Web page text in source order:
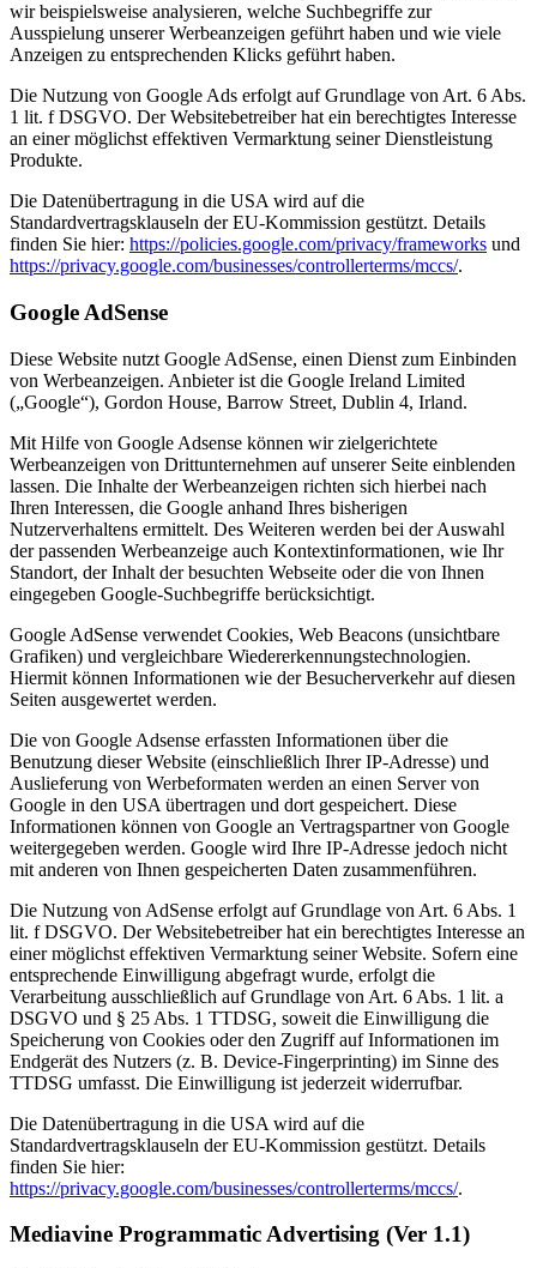
wir beispielsweise analysieren, welche Suchbegriffe zur
Ausspielung unserer Werbeanzeigen geführt haben und wie viele
Anzeigen zu entsprechenden Klicks geführt haben.
Die Nutzung von Google Ads erfolgt auf Grundlage von Art. 6 Abs.
1 lit. f DSGVO. Der Websitebetreiber hat ein berechtigtes Interesse
an einer möglichst effektiven Vermarktung seiner Dienstleistung
Produkte.
Die Datenübertragung in die USA wird auf die
Standardvertragsklauseln der EU-Kommission gestützt. Details
finden Sie hier: https://policies.google.com/privacy/frameworks und
https://privacy.google.com/businesses/controllerterms/mccs/.
Google AdSense
Diese Website nutzt Google AdSense, einen Dienst zum Einbinden
von Werbeanzeigen. Anbieter ist die Google Ireland Limited
(„Google“), Gordon House, Barrow Street, Dublin 4, Irland.
Mit Hilfe von Google Adsense können wir zielgerichtete
Werbeanzeigen von Drittunternehmen auf unserer Seite einblenden
lassen. Die Inhalte der Werbeanzeigen richten sich hierbei nach
Ihren Interessen, die Google anhand Ihres bisherigen
Nutzerverhaltens ermittelt. Des Weiteren werden bei der Auswahl
der passenden Werbeanzeige auch Kontextinformationen, wie Ihr
Standort, der Inhalt der besuchten Webseite oder die von Ihnen
eingegeben Google-Suchbegriffe berücksichtigt.
Google AdSense verwendet Cookies, Web Beacons (unsichtbare
Grafiken) und vergleichbare Wiedererkennungstechnologien.
Hiermit können Informationen wie der Besucherverkehr auf diesen
Seiten ausgewertet werden.
Die von Google Adsense erfassten Informationen über die
Benutzung dieser Website (einschließlich Ihrer IP-Adresse) und
Auslieferung von Werbeformaten werden an einen Server von
Google in den USA übertragen und dort gespeichert. Diese
Informationen können von Google an Vertragspartner von Google
weitergegeben werden. Google wird Ihre IP-Adresse jedoch nicht
mit anderen von Ihnen gespeicherten Daten zusammenführen.
Die Nutzung von AdSense erfolgt auf Grundlage von Art. 6 Abs. 1
lit. f DSGVO. Der Websitebetreiber hat ein berechtigtes Interesse an
einer möglichst effektiven Vermarktung seiner Website. Sofern eine
entsprechende Einwilligung abgefragt wurde, erfolgt die
Verarbeitung ausschließlich auf Grundlage von Art. 6 Abs. 1 lit. a
DSGVO und § 25 Abs. 1 TTDSG, soweit die Einwilligung die
Speicherung von Cookies oder den Zugriff auf Informationen im
Endgerät des Nutzers (z. B. Device-Fingerprinting) im Sinne des
TTDSG umfasst. Die Einwilligung ist jederzeit widerrufbar.
Die Datenübertragung in die USA wird auf die
Standardvertragsklauseln der EU-Kommission gestützt. Details
finden Sie hier:
https://privacy.google.com/businesses/controllerterms/mccs/.
Mediavine Programmatic Advertising (Ver 1.1)